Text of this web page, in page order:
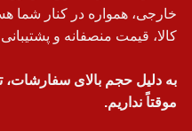
خارجی، همواره در کنار شما
کالا، قیمت منصفانه و
به دلیل حجم بالای
موقتاً نداریم.